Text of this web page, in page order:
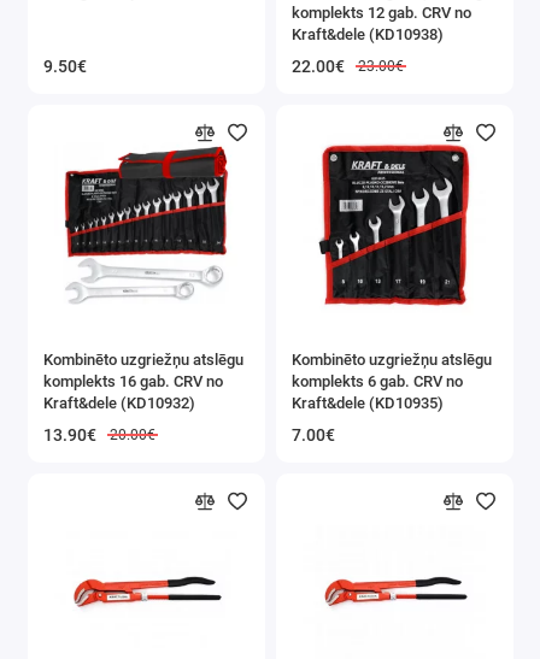
Poliuretāna putu pistoles
Magnētiskie turētāji
Sešstūra atslēgas
Kniedētāji
Kalti, perforatori
9.50€
komplekts 12 gab. CRV no
Kraft&dele (KD10938)
22.00€ 23.00€
Kombinēto uzgriežņu atslēgu
komplekts 16 gab. CRV no
Kraft&dele (KD10932)
13.90€ 20.00€
Kombinēto uzgriežņu atslēgu
komplekts 6 gab. CRV no
Kraft&dele (KD10935)
7.00€